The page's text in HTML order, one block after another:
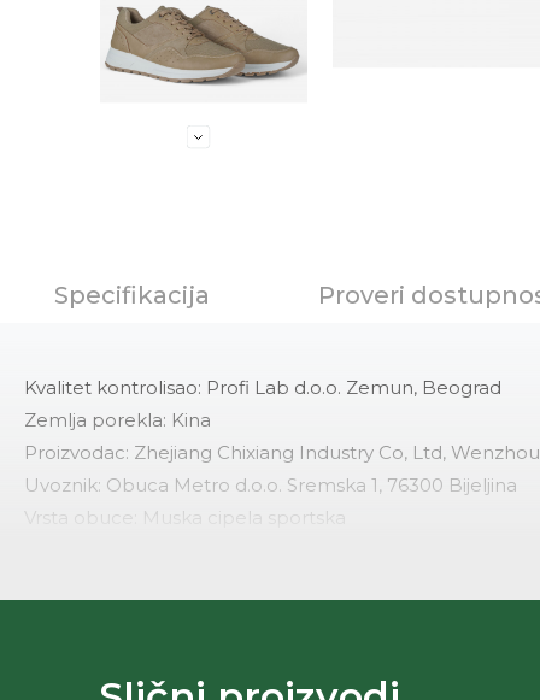
Specifikacija Proveri
Kvalitet kontrolisao: Profi Lab d.o.o. Zemun, Beograd
Zemlja porekla: Kina
Proizvodac: Zhejiang Chixiang Industry Co, Ltd,
Uvoznik: Obuca Metro d.o.o. Sremska 1, 76300 Bijeljina
Vrsta obuce: Muska cipela sportska
Ulozna tabanica: Tekstil ps